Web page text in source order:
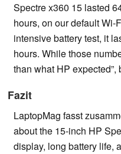
Spectre x360 15 lasted
hours, on our default Wi-
intensive battery test, it
hours. While those
than what HP expected”,
Fazit
LaptopMag fasst
about the 15-inch HP
display, long battery life,